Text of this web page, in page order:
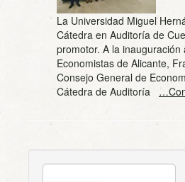
La Universidad Miguel
Cátedra en Auditoría de
promotor. A la
Economistas de Alicante,
Consejo General de
Cátedra de Auditoría
BUSCAR: